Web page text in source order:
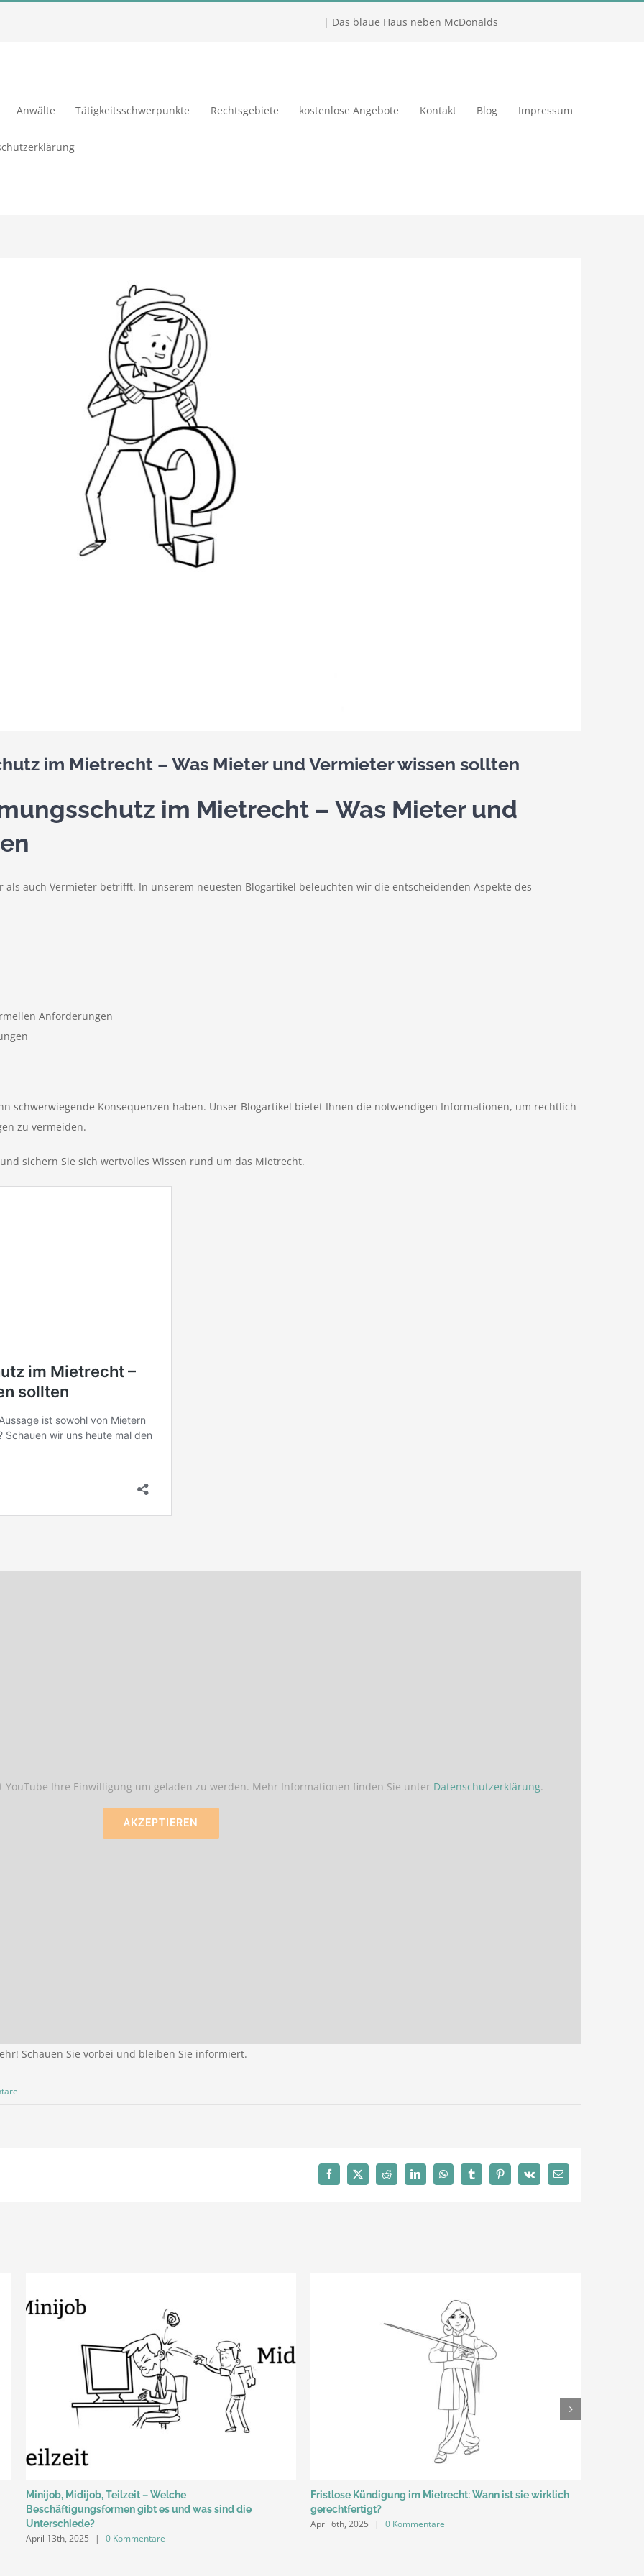
| Das blaue Haus neben McDonalds
Anwälte Tätigkeitsschwerpunkte Rechtsgebiete kostenlose Angebote Kontakt Blog Impressum
im Mietrecht – Was Mieter und Vermieter wissen sollten
im Mietrecht – Was Mieter und
auch Vermieter betrifft. In unserem neuesten Blogartikel beleuchten wir die entscheidenden Aspekte des
Anforderungen
schwerwiegende Konsequenzen haben. Unser Blogartikel bietet Ihnen die notwendigen Informationen, um rechtlich
zu vermeiden.
sichern Sie sich wertvolles Wissen rund um das Mietrecht.
Ihre Einwilligung um geladen zu werden. Mehr Informationen finden Sie unter Datenschutzerklärung.
AKZEPTIEREN
Schauen Sie vorbei und bleiben Sie informiert.
Facebook
X Reddit LinkedInWhatsAppTumblrPinterest
Vk
E-
Mail
Minijob, Midijob, Teilzeit – Welche
Beschäftigungsformen gibt es und was sind die
Unterschiede?
April 13th, 2025 | 0 Kommentare
Fristlose Kündigung im Mietrecht: Wann ist sie wirklich
gerechtfertigt?
April 6th, 2025 | 0 Kommentare